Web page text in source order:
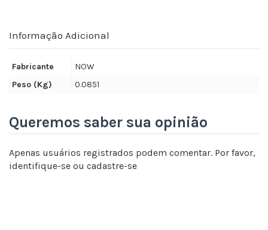
Informação Adicional
Fabricante
NOW
Peso (Kg)
0.0851
Queremos saber sua opinião
Apenas usuários registrados podem comentar. Por favor,
identifique-se ou cadastre-se